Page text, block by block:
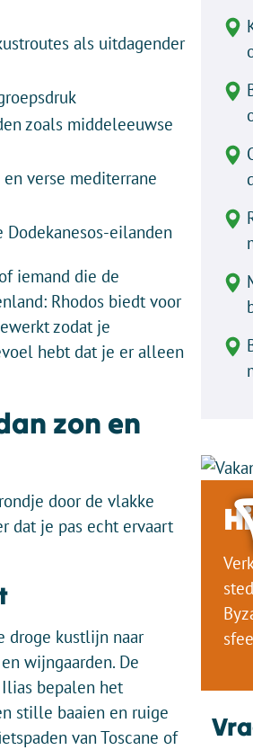
als uitdagender
zoals middeleeuwse
verse mediterrane
eilanden
iemand die de
Rhodos biedt voor
zodat je
hebt dat je er alleen
zon en
door de vlakke
dat je pas echt ervaart
droge kustlijn naar
wijngaarden. De
bepalen het
stille baaien en ruige
van Toscane of